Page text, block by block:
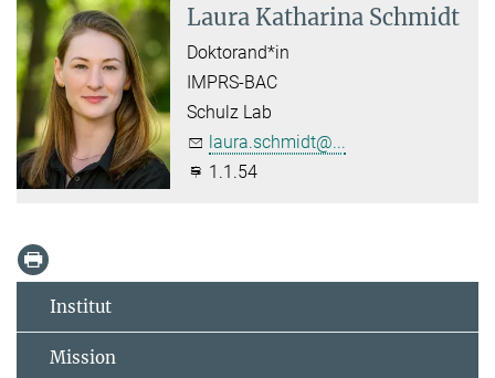
Laura Katharina Schmidt
Doktorand*in
IMPRS-BAC
Schulz Lab
laura.schmidt@...
1.1.54
Institut
Mission